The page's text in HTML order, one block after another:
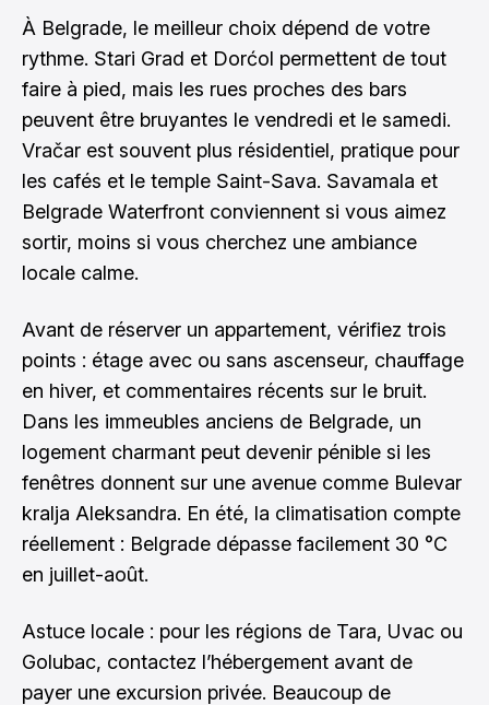
À Belgrade, le meilleur choix dépend de votre
rythme. Stari Grad et Dorćol permettent de tout
faire à pied, mais les rues proches des bars
peuvent être bruyantes le vendredi et le samedi.
Vračar est souvent plus résidentiel, pratique pour
les cafés et le temple Saint-Sava. Savamala et
Belgrade Waterfront conviennent si vous aimez
sortir, moins si vous cherchez une ambiance
locale calme.
Avant de réserver un appartement, vérifiez trois
points : étage avec ou sans ascenseur, chauffage
en hiver, et commentaires récents sur le bruit.
Dans les immeubles anciens de Belgrade, un
logement charmant peut devenir pénible si les
fenêtres donnent sur une avenue comme Bulevar
kralja Aleksandra. En été, la climatisation compte
réellement : Belgrade dépasse facilement 30 °C
en juillet-août.
Astuce locale : pour les régions de Tara, Uvac ou
Golubac, contactez l’hébergement avant de
payer une excursion privée. Beaucoup de